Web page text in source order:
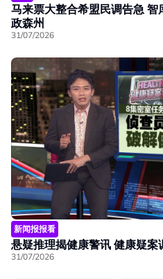
马来票大整合希盟民调告急
政森州
31/07/2026
新闻报报看
悬疑推理揭健康警讯 健康疑
31/07/2026